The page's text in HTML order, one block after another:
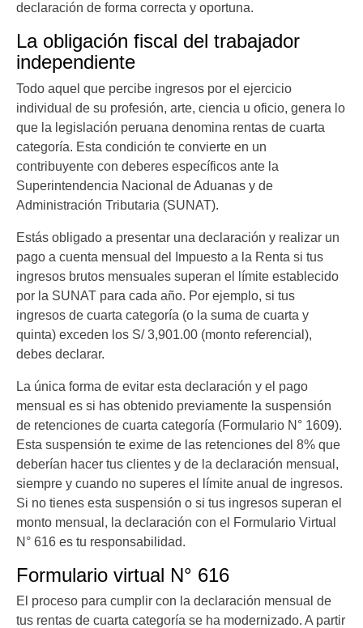
declaración de forma correcta y oportuna.
La obligación fiscal del trabajador
independiente
Todo aquel que percibe ingresos por el ejercicio
individual de su profesión, arte, ciencia u oficio, genera lo
que la legislación peruana denomina rentas de cuarta
categoría. Esta condición te convierte en un
contribuyente con deberes específicos ante la
Superintendencia Nacional de Aduanas y de
Administración Tributaria (SUNAT).
Estás obligado a presentar una declaración y realizar un
pago a cuenta mensual del Impuesto a la Renta si tus
ingresos brutos mensuales superan el límite establecido
por la SUNAT para cada año. Por ejemplo, si tus
ingresos de cuarta categoría (o la suma de cuarta y
quinta) exceden los S/ 3,901.00 (monto referencial),
debes declarar.
La única forma de evitar esta declaración y el pago
mensual es si has obtenido previamente la suspensión
de retenciones de cuarta categoría (Formulario N° 1609).
Esta suspensión te exime de las retenciones del 8% que
deberían hacer tus clientes y de la declaración mensual,
siempre y cuando no superes el límite anual de ingresos.
Si no tienes esta suspensión o si tus ingresos superan el
monto mensual, la declaración con el Formulario Virtual
N° 616 es tu responsabilidad.
Formulario virtual N° 616
El proceso para cumplir con la declaración mensual de
tus rentas de cuarta categoría se ha modernizado. A partir